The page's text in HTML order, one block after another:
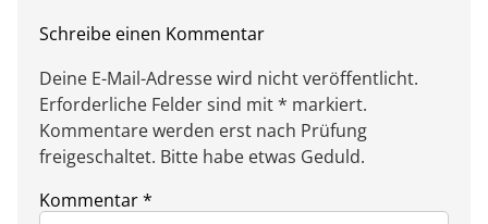
Schreibe einen Kommentar
Deine E-Mail-Adresse wird nicht veröffentlicht.
Erforderliche Felder sind mit * markiert.
Kommentare werden erst nach Prüfung
freigeschaltet. Bitte habe etwas Geduld.
Kommentar*